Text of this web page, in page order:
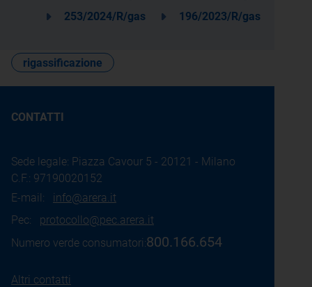
253/2024/R/gas
196/2023/R/gas
rigassificazione
CONTATTI
Sede legale: Piazza Cavour 5 - 20121 - Milano
C.F.: 97190020152
E-mail: info@arera.it
Pec: protocollo@pec.arera.it
Numero verde consumatori:800.166.654
Altri contatti